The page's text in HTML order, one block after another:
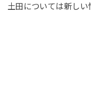
土田については新しい